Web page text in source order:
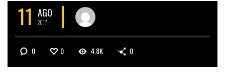
11 AGO
2017
0 0 4.8K 0